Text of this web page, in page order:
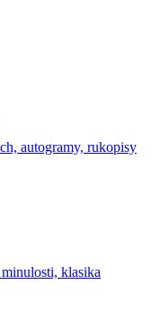
autogramy, rukopisy
klasika